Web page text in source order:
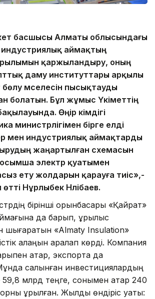
басшысы Алматы облысындағы
индустриялық аймақтың
қаржыландыру, оның
даму институттары арқылы
мәселесін пысықтауды
болатын. Бұл жұмыс Үкіметтің
Өңір әкімдігі
министрлігімен бірге елді
мен индустриялық аймақтарды
жаңартылған схемасын
қосымша электр қуатымен
ету жолдарын қарауға тиіс»,-
Нұрлыбек Нәлібаев.
бірінші орынбасары «Қайрат»
да барып, құрылыс
шығаратын «Аlmaty Insulation»
алаңын аралап көрді. Компания
қатар, экспортқа да
салынған инвестициялардың
млрд теңге, сонымен қатар 240
құрылған. Жылдық өндіріс қуаты: